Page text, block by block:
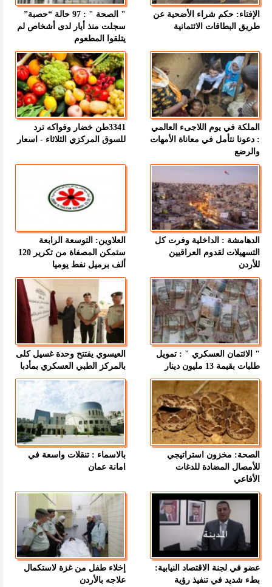
الإفتاء: حكم شراء الأضحية عن
طريق البطاقات الائتمانية
" الصحة " : 97 حالة “حصبة”
سجلت منذ أيار لدى أشخاص لم
يتلقوا المطعوم
الملكة في يوم اللاجىء العالمي
: دعونا نتأمل في معاناة الأمهات
والرضع
3341طن خضار وفواكه ترد
للسوق المركزي الثلاثاء - اسعار
الدهامشة : الداخلية وفرت كل
التسهيلات لقدوم العراقيين
للأردن
العلاوين: التوسعة الرابعة
ستمكن المصفاة من تكرير 120
ألف برميل نفط يوميا
" الائتمان العسكري " : تمويل
طلبات بقيمة 13 مليون دينار
العيسوي يفتتح وحدة غسيل كلى
بالمركز الطبي العسكري بمأدبا
الصحة: مخزون استراتيجي
للأمصال المضادة للدغات
الأفاعي
بالاسماء : تنقلات واسعة في
امانة عمان
عضو في لجنة الاقتصاد النيابية:
بطء شديد في تنفيذ رؤية
إخلاء طفل من غزة لاستكمال
علاجه بالأردن